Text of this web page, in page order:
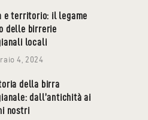
e territorio: il legame
delle birrerie
locali
4, 2024
della birra
dall’antichità ai
nostri